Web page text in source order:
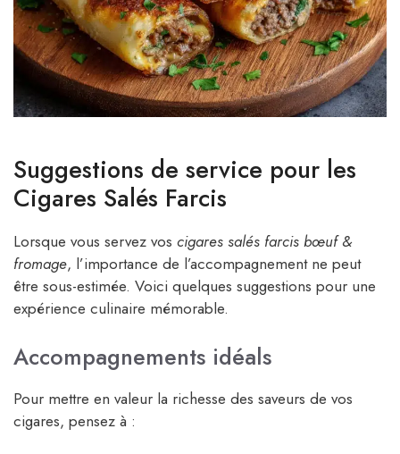
Suggestions de service pour les
Cigares Salés Farcis
Lorsque vous servez vos cigares salés farcis bœuf &
fromage, l’importance de l’accompagnement ne peut
être sous-estimée. Voici quelques suggestions pour une
expérience culinaire mémorable.
Accompagnements idéals
Pour mettre en valeur la richesse des saveurs de vos
cigares, pensez à :